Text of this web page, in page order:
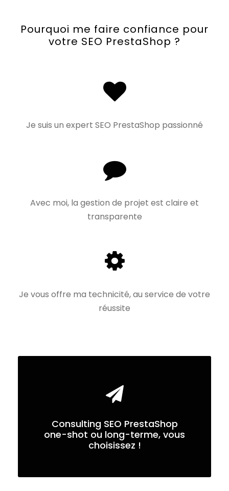
Pourquoi me faire confiance pour
votre SEO PrestaShop ?
Je suis un expert SEO PrestaShop passionné
Avec moi, la gestion de projet est claire et
transparente
Je vous offre ma technicité, au service de votre
réussite
Consulting SEO PrestaShop
one-shot ou long-terme, vous
choisissez !